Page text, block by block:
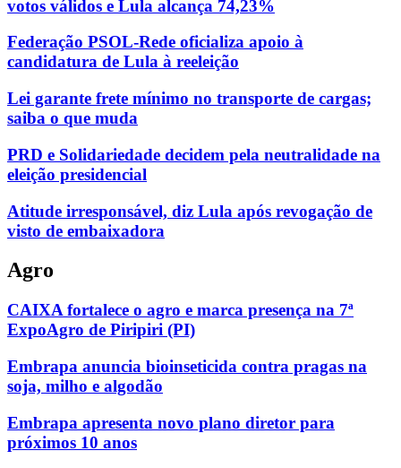
votos válidos e Lula alcança 74,23%
Federação PSOL-Rede oficializa apoio à
candidatura de Lula à reeleição
Lei garante frete mínimo no transporte de cargas;
saiba o que muda
PRD e Solidariedade decidem pela neutralidade na
eleição presidencial
Atitude irresponsável, diz Lula após revogação de
visto de embaixadora
Agro
CAIXA fortalece o agro e marca presença na 7ª
ExpoAgro de Piripiri (PI)
Embrapa anuncia bioinseticida contra pragas na
soja, milho e algodão
Embrapa apresenta novo plano diretor para
próximos 10 anos